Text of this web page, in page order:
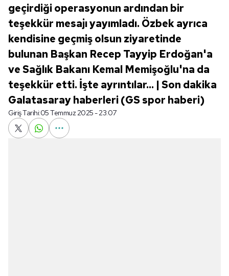
geçirdiği operasyonun ardından bir
teşekkür mesajı yayımladı. Özbek ayrıca
kendisine geçmiş olsun ziyaretinde
bulunan Başkan Recep Tayyip Erdoğan'a
ve Sağlık Bakanı Kemal Memişoğlu'na da
teşekkür etti. İşte ayrıntılar... | Son dakika
Galatasaray haberleri (GS spor haberi)
Giriş Tarihi:05 Temmuz 2025 - 23:07